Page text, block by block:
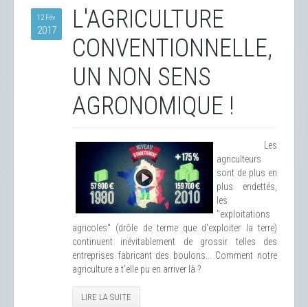
12 Fév
2017
L'AGRICULTURE
CONVENTIONNELLE,
UN NON SENS
AGRONOMIQUE !
Les
agriculteurs
sont de plus en
plus endettés,
les
"exploitations
agricoles" (drôle de terme que d'exploiter la terre)
continuent inévitablement de grossir telles des
entreprises fabricant des boulons... Comment notre
agriculture a t'elle pu en arriver là ?
LIRE LA SUITE